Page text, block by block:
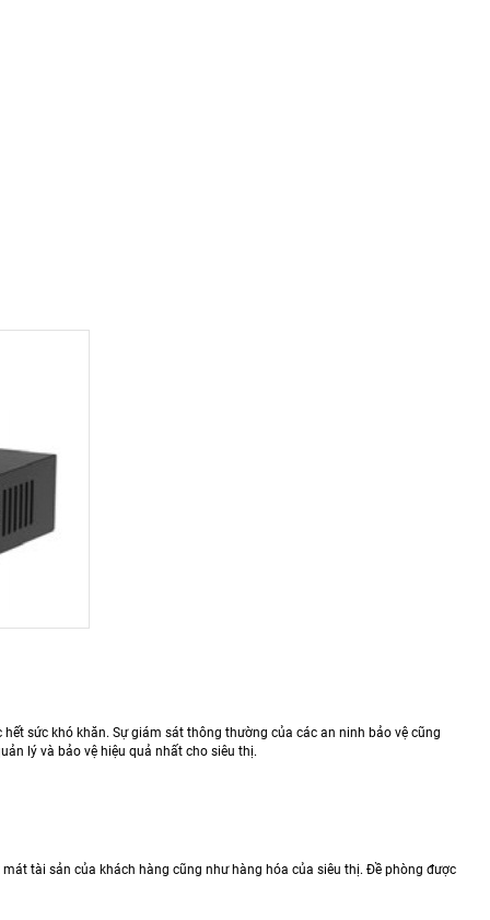
sức khó khăn. Sự giám sát thông thường của các an ninh bảo vệ cũng
lý và bảo vệ hiệu quả nhất cho siêu thị.
tài sản của khách hàng cũng như hàng hóa của siêu thị. Đề phòng được